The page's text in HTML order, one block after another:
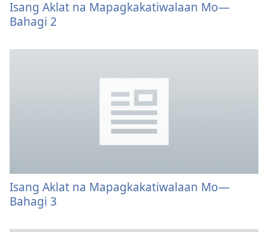
Isang Aklat na Mapagkakatiwalaan Mo—
Bahagi 2
Isang Aklat na Mapagkakatiwalaan Mo—
Bahagi 3